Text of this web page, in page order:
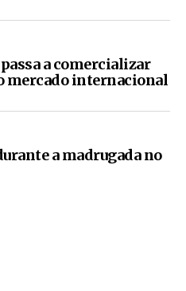
a comercializar
mercado internacional
a madrugada no